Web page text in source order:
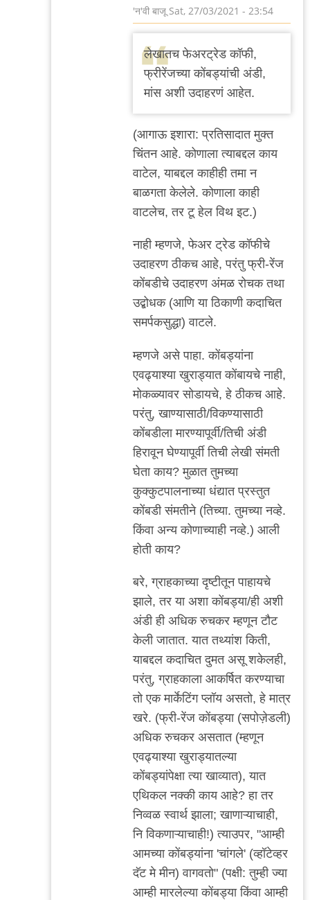
'न'वी बाजूSat, 27/03/2021 - 23:54
reply
to
शिवाय
विक्षिप्त
अदिती
लेखातच फेअरट्रेड कॉफी,
फ्रीरेंजच्या कोंबड्यांची अंडी,
मांस अशी उदाहरणं आहेत.
(आगाऊ इशारा: प्रतिसादात मुक्त
चिंतन आहे. कोणाला त्याबद्दल काय
वाटेल, याबद्दल काहीही तमा न
बाळगता केलेले. कोणाला काही
वाटलेच, तर टू हेल विथ इट.)
नाही म्हणजे, फेअर ट्रेड कॉफीचे
उदाहरण ठीकच आहे, परंतु फ्री-रेंज
कोंबडीचे उदाहरण अंमळ रोचक तथा
उद्बोधक (आणि या ठिकाणी कदाचित
समर्पकसुद्धा) वाटले.
म्हणजे असे पाहा. कोंबड्यांना
एवढ्याश्या खुराड्यात कोंबायचे नाही,
मोकळ्यावर सोडायचे, हे ठीकच आहे.
परंतु, खाण्यासाठी/विकण्यासाठी
कोंबडीला मारण्यापूर्वी/तिची अंडी
हिरावून घेण्यापूर्वी तिची लेखी संमती
घेता काय? मुळात तुमच्या
कुक्कुटपालनाच्या धंद्यात प्रस्तुत
कोंबडी संमतीने (तिच्या. तुमच्या नव्हे.
किंवा अन्य कोणाच्याही नव्हे.) आली
होती काय?
बरे, ग्राहकाच्या दृष्टीतून पाहायचे
झाले, तर या अशा कोंबड्या/ही अशी
अंडी ही अधिक रुचकर म्हणून टौट
केली जातात. यात तथ्यांश किती,
याबद्दल कदाचित दुमत असू शकेलही,
परंतु, ग्राहकाला आकर्षित करण्याचा
तो एक मार्केटिंग प्लॉय असतो, हे मात्र
खरे. (फ्री-रेंज कोंबड्या (सपोज़ेडली)
अधिक रुचकर असतात (म्हणून
एवढ्याश्या खुराड्यातल्या
कोंबड्यांपेक्षा त्या खाव्यात), यात
एथिकल नक्की काय आहे? हा तर
निव्वळ स्वार्थ झाला; खाणाऱ्याचाही,
नि विकणाऱ्याचाही!) त्याउपर, "आम्ही
आमच्या कोंबड्यांना 'चांगले' (व्हॉटेव्हर
दॅट मे मीन) वागवतो" (पक्षी: तुम्ही ज्या
आम्ही मारलेल्या कोंबड्या किंवा आम्ही